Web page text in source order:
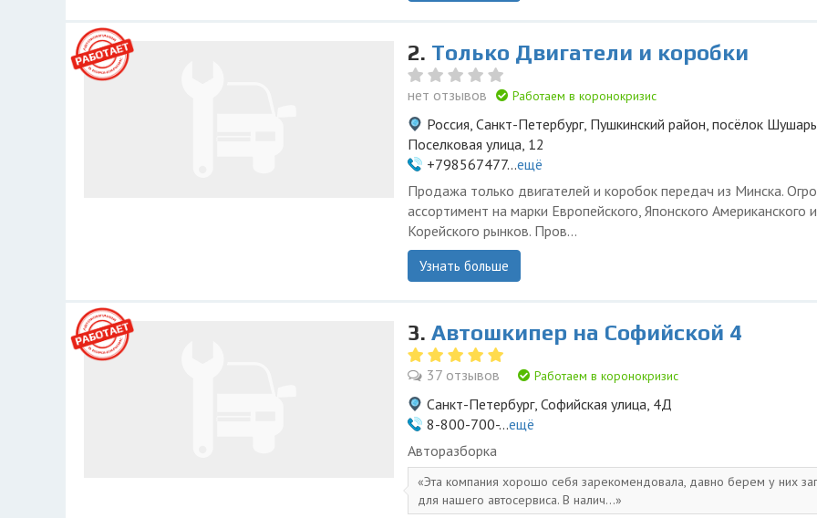
2. Только Двигатели и коробки
нет отзывов Работаем в коронокризис
Россия, Санкт-Петербург, Пушкинский район, посёлок
Поселковая улица, 12
+798567477...ещё
Продажа только двигателей и коробок передач из Минска.
ассортимент на марки Европейского, Японского Американского и
Корейского рынков. Пров...
Узнать больше
3. Автошкипер на Софийской 4
37 отзывов Работаем в коронокризис
Санкт-Петербург, Софийская улица, 4Д
8-800-700-...ещё
Авторазборка
Эта компания хорошо себя зарекомендовала, давно берем у них
для нашего автосервиса. В налич...